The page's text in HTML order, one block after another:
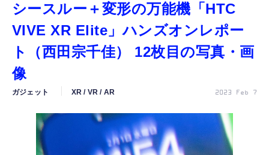
AI
ガジェット
カルチャー
シースルー＋変形の万能機「HTC
VIVE XR Elite」ハンズオンレポー
ト（西田宗千佳） 12枚目の写真・画
像
ガジェット XR / VR / AR 2023 Feb 7